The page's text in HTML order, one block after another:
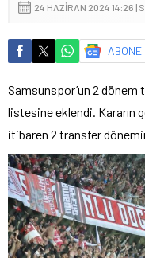
24 HAZIRAN 2024 14:26 |
ABONE
Samsunspor’un 2 dönem
listesine eklendi. Kararın
itibaren 2 transfer